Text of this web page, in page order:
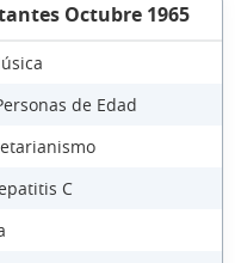
Octubre 1965
de Edad
C